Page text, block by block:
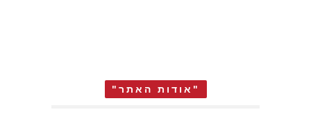
"אודות האתר"